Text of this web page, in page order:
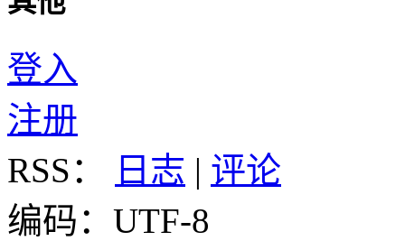
登入
注册
RSS：
日志 | 评论
编码：UTF-8